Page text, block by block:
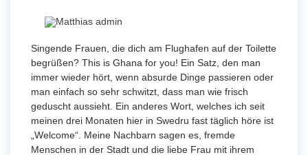
Singende Frauen, die dich am Flughafen auf der Toilette
begrüßen? This is Ghana for you! Ein Satz, den man
immer wieder hört, wenn absurde Dinge passieren oder
man einfach so sehr schwitzt, dass man wie frisch
geduscht aussieht. Ein anderes Wort, welches ich seit
meinen drei Monaten hier in Swedru fast täglich höre ist
„Welcome“. Meine Nachbarn sagen es, fremde
Menschen in der Stadt und die liebe Frau mit ihrem